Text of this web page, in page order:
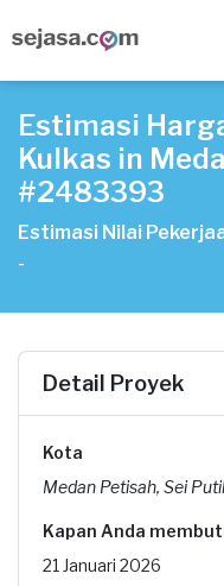
Estimasi
Kulkas in
#2483393
Estimasi Nilai
-
Detail Proyek
Kota
Medan Petisah, Sei
Kapan Anda
21 Januari 2026